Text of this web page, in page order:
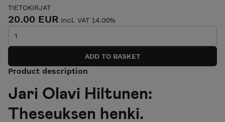
TIETOKIRJAT
20.00 EUR Incl. VAT 14.00%
Product description
Jari Olavi Hiltunen:
Theseuksen henki.